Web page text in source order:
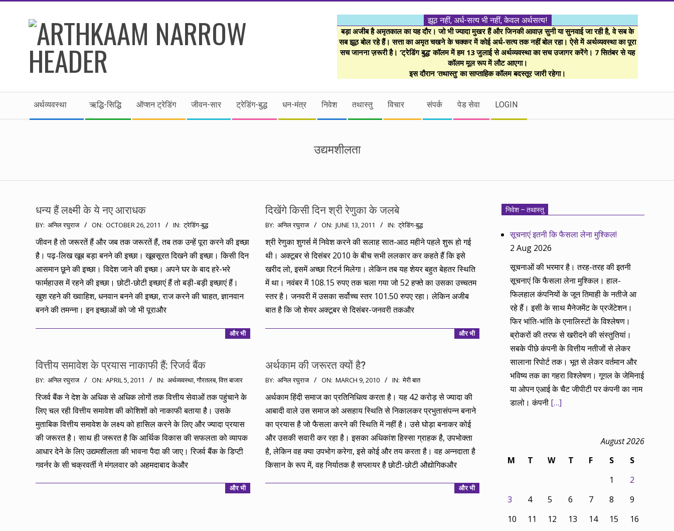
।।
अर्थकाम।।
FINANCIALLY
CLEVER!
झूठ नहीं, अर्ध-सत्य भी नहीं, केवल अर्थसत्य!
बड़ा अजीब है अमृतकाल का यह दौर। जो भी ज्यादा मुखर हैं और जिनकी आवाज़ सुनी या सुनवाई जा रही है, वे सब के
सब झूठ बोल रहे हैं। सत्ता का अमृत चखने के चक्कर में कोई अर्ध-सत्य तक नहीं बोल रहा। ऐसे में अर्थव्यवस्था का पूरा
सच जानना ज़रूरी है। ‘ट्रेडिंग बुद्ध’ कॉलम में हम 13 जुलाई से अर्थव्यवस्था का सच उजागर करेंगे। 7 सितंबर से यह
कॉलम मूल रूप में लौट आएगा।
इस दौरान ‘तथास्तु’ का साप्ताहिक कॉलम बदस्तूर जारी रहेगा।
Secondary
अर्थव्यवस्था ऋद्धि-सिद्धि ऑप्शन ट्रेडिंग जीवन-सार ट्रेडिंग-बुद्ध धन-मंत्र निवेश तथास्तु विचार संपर्क पेड सेवा LOGIN
उद्यमशीलता
धन्य हैं लक्ष्मी के ये नए आराधक
2011-
10-
26
BY: अनिल रघुराज ON: OCTOBER 26, 2011 IN: ट्रेडिंग-बुद्ध
जीवन है तो जरूरतें हैं और जब तक जरूरतें हैं, तब तक उन्हें पूरा करने की इच्छा
है। पढ़-लिख खूब बड़ा बनने की इच्छा। खूबसूरत दिखने की इच्छा। किसी दिन
आसमान छूने की इच्छा। विदेश जाने की इच्छा। अपने घर के बाद हरे-भरे
फार्महाउस में रहने की इच्छा। छोटी-छोटी इच्छाएं हैं तो बड़ी-बड़ी इच्छाएं हैं।
खुश रहने की ख्वाहिश, धनवान बनने की इच्छा, राज करने की चाहत, ज्ञानवान
बनने की तमन्ना। इन इच्छाओं को जो भी पूराऔर
और भी
दिखेंगे किसी दिन श्री रेणुका के जलबे
2011-
06-
13
BY: अनिल रघुराज ON: JUNE 13, 2011 IN: ट्रेडिंग-बुद्ध
श्री रेणुका शुगर्स में निवेश करने की सलाह सात-आठ महीने पहले शुरू हो गई
थी। अक्टूबर से दिसंबर 2010 के बीच सभी ललकार कर कहते हैं कि इसे
खरीद लो, इसमें अच्छा रिटर्न मिलेगा। लेकिन तब यह शेयर बहुत बेहतर स्थिति
में था। नवंबर में 108.15 रुपए तक चला गया जो 52 हफ्ते का उसका उच्चतम
स्तर है। जनवरी में उसका सर्वोच्च स्तर 101.50 रुपए रहा। लेकिन अजीब
बात है कि जो शेयर अक्टूबर से दिसंबर-जनवरी तकऔर
और भी
वित्तीय समावेश के प्रयास नाकाफी हैं: रिजर्व बैंक
2011-
04-
05
BY: अनिल रघुराज ON: APRIL 5, 2011 IN: अर्थव्यवस्था,गौरतलब,वित्त बाजार
रिजर्व बैंक ने देश के अधिक से अधिक लोगों तक वित्तीय सेवाओं तक पहुंचाने के
लिए चल रही वित्तीय समावेश की कोशिशों को नाकाफी बताया है। उसके
मुताबिक वित्तीय समावेश के लक्ष्य को हासिल करने के लिए और ज्यादा प्रयास
की जरूरत है। साथ ही जरूरत है कि आर्थिक विकास की सफलता को व्यापक
आधार देने के लिए उद्यमशीलता की भावना पैदा की जाए। रिजर्व बैंक के डिप्टी
गवर्नर के सी चक्रवर्ती ने मंगलवार को अहमदाबाद केऔर
और भी
अर्थकाम की जरूरत क्यों है?
2010-
03-
BY: अनिल रघुराज ON: MARCH 9, 2010 IN: मेरी बात
अर्थकाम हिंदी समाज का प्रतिनिधित्व करता है। यह 42 करोड़ से ज्यादा की
आबादी वाले उस समाज को असहाय स्थिति से निकालकर प्रभुतासंपन्न बनाने
का प्रयास है जो फैसला करने की स्थिति में नहीं है। उसे घोड़ा बनाकर कोई
और उसकी सवारी कर रहा है। इसका अधिकांश हिस्सा ग्राहक है, उपभोक्ता
है, लेकिन वह क्या उपभोग करेगा, इसे कोई और तय करता है। वह अन्नदाता है
किसान के रूप में, वह निर्यातक है सप्लायर है छोटी-छोटी औद्योगिकऔर
और भी
निवेश – तथास्तु
सूचनाएं इतनी कि फैसला लेना मुश्किल!
2 Aug 2026
सूचनाओं की भरमार है। तरह-तरह की इतनी
सूचनाएं कि फैसला लेना मुश्किल। हाल-
फिलहाल कंपनियों के जून तिमाही के नतीजे आ
रहे हैं। इसी के साथ मैनेजमेंट के प्रजेंटेशन।
फिर भांति-भांति के एनालिस्टों के विश्लेषण।
ब्रोकरों की तरफ से खरीदने की संस्तुतियां।
सबके पीछे कंपनी के वित्तीय नतीजों से लेकर
सालाना रिपोर्ट तक। भूत से लेकर वर्तमान और
भविष्य तक का गहरा विश्लेषण। गूगल के जेमिनाई
या ओपन एआई के चैट जीपीटी पर कंपनी का नाम
डालो। कंपनी […]
August 2026
M
T W T F S
S
1
2
3
4 5 6 7 8
9
10
11 12 13 14 15
16